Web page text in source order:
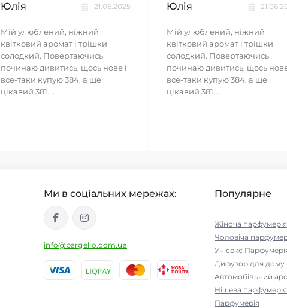
Юлія 21.06.2025
Мій улюблений, ніжний
квітковий аромат і трішки
солодкий. Повертаючись
починаю дивитись, щось нове і
все-таки купую 384, а ще
цікавий 381. ..
Юлія
Мій улюблений, ніжний
квітковий аромат і трішки
солодкий. Повертаючись
починаю дивитись, щось нове
все-таки купую 384, а ще
цікавий 381. ..
Ми в соціальних мережах:
info@bargello.com.ua
Популярне
Жіноча парфумерія
Чоловіча
Унісекс
Дифузор для дому
Автомобільний
Нішева парфумерія
Парфумерія